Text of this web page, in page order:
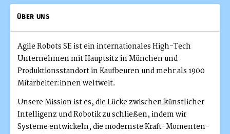
ÜBER UNS
Agile Robots SE ist ein internationales High-Tech
Unternehmen mit Hauptsitz in München und
Produktionsstandort in Kaufbeuren und mehr als 1900
Mitarbeiter:innen weltweit.
Unsere Mission ist es, die Lücke zwischen künstlicher
Intelligenz und Robotik zu schließen, indem wir
Systeme entwickeln, die modernste Kraft-Momenten-